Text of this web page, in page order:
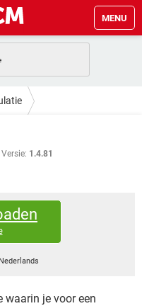
MENU
10
10
Versie: 1.4.81
Nederlands
waarin je voor een